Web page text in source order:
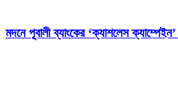
মদনে পূবালী ব্যাংকের ‘ক্যাশলেস